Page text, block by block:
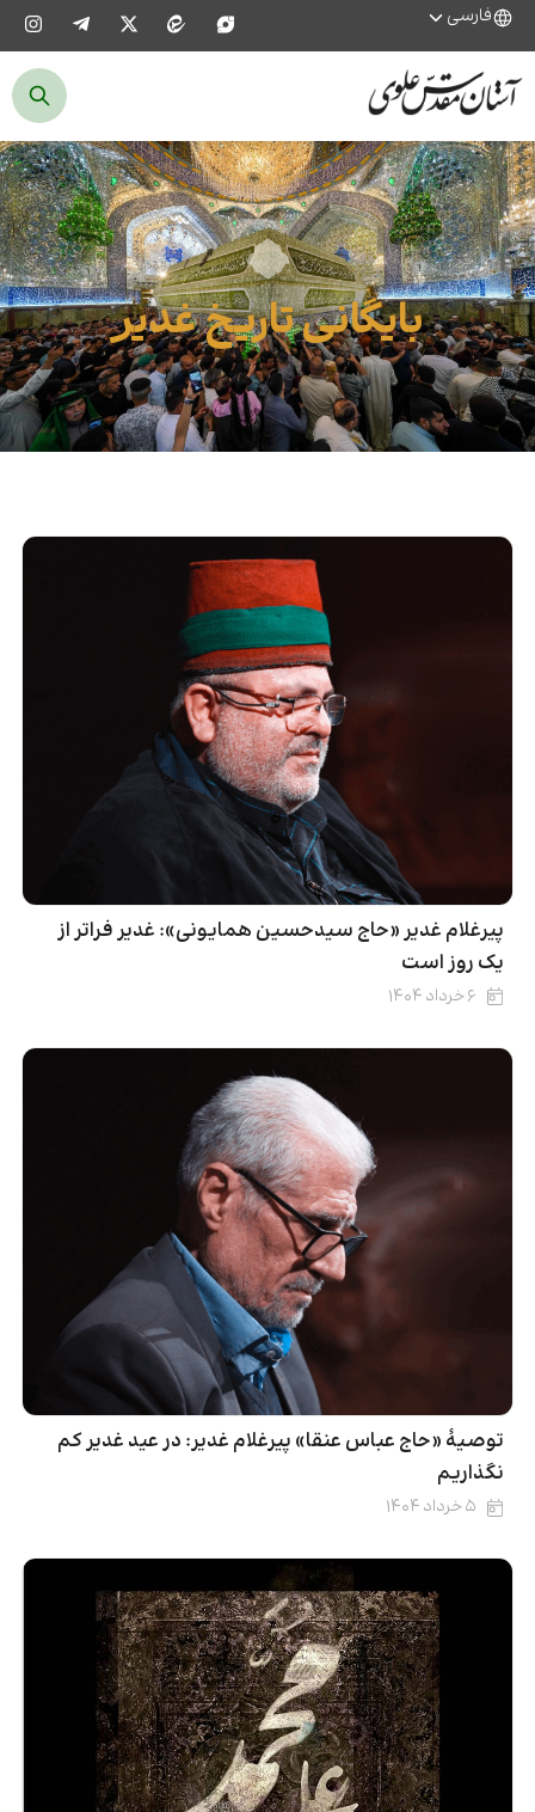
فارسی
بایگانی تاریخ غدیر
پیرغلام غدیر «حاج سیدحسین همایونی»: غدیر فراتر از
یک روز است
۶ خرداد ۱۴۰۴
توصیۀ «حاج عباس عنقا» پیرغلام غدیر: در عید غدیر کم
نگذاریم
۵ خرداد ۱۴۰۴